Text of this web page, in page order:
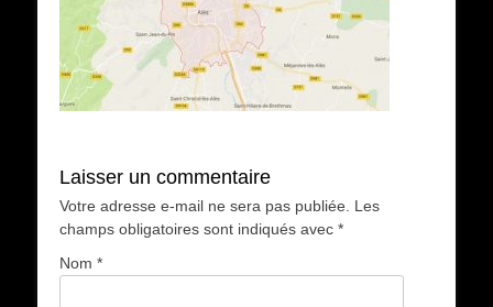
Laisser un commentaire
Votre adresse e-mail ne sera pas publiée.
Les
champs obligatoires sont indiqués avec *
Nom *